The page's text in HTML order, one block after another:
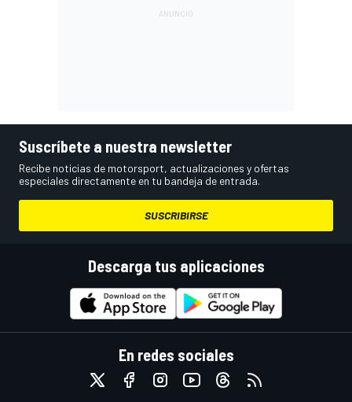
Suscríbete a nuestra newsletter
Recibe noticias de motorsport, actualizaciones y ofertas
especiales directamente en tu bandeja de entrada.
SUSCRIBIRSE
Descarga tus aplicaciones
En redes sociales